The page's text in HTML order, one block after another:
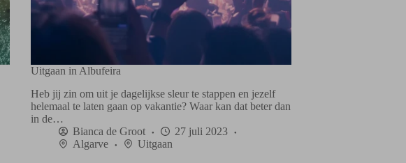
Uitgaan in Albufeira
Heb jij zin om uit je dagelijkse sleur te stappen en jezelf
helemaal te laten gaan op vakantie? Waar kan dat beter dan
in de…
Bianca de Groot
27 juli 2023
Algarve
Uitgaan